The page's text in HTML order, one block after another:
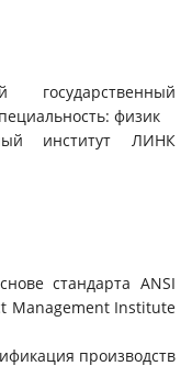
физик
институт ЛИНК
стандарта ANSI
Management Institute
производств